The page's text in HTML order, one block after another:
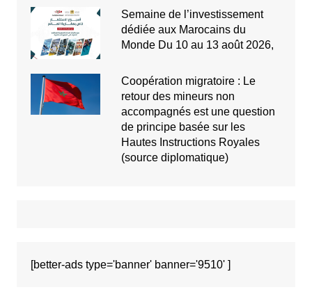
Semaine de l’investissement
dédiée aux Marocains du
Monde Du 10 au 13 août 2026,
Coopération migratoire : Le
retour des mineurs non
accompagnés est une question
de principe basée sur les
Hautes Instructions Royales
(source diplomatique)
[better-ads type='banner' banner='9510' ]